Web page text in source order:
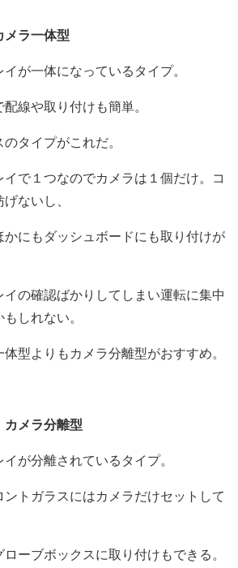
ラ一体型
が一体になっているタイプ。
線や取り付けも簡単。
タイプがこれだ。
で１つなのでカメラは１個だけ。コ
ないし、
にもダッシュボードにも取り付けが
の確認ばかりしてしまい運転に集中
しれない。
型よりもカメラ分離型がおすすめ。
メラ分離型
が分離されているタイプ。
トガラスにはカメラだけセットして
ーブボックスに取り付けもできる。